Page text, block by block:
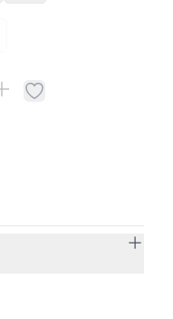
Add to favorites